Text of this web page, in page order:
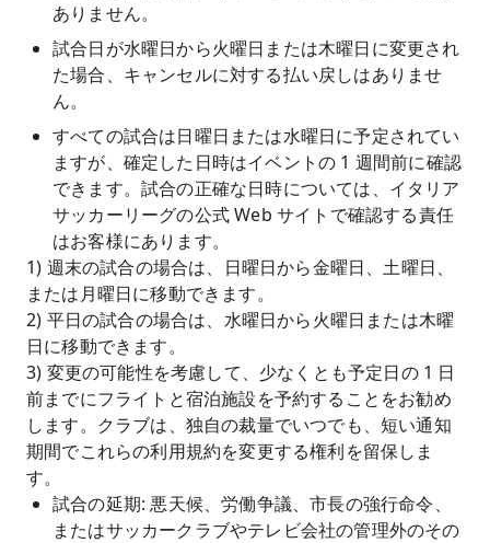
ありません。
試合日が水曜日から火曜日または木曜日に変更され
た場合、キャンセルに対する払い戻しはありませ
ん。
すべての試合は日曜日または水曜日に予定されてい
ますが、確定した日時はイベントの 1 週間前に確認
できます。試合の正確な日時については、イタリア
サッカーリーグの公式 Web サイトで確認する責任
はお客様にあります。
1) 週末の試合の場合は、日曜日から金曜日、土曜日、
または月曜日に移動できます。
2) 平日の試合の場合は、水曜日から火曜日または木曜
日に移動できます。
3) 変更の可能性を考慮して、少なくとも予定日の 1 日
前までにフライトと宿泊施設を予約することをお勧め
します。クラブは、独自の裁量でいつでも、短い通知
期間でこれらの利用規約を変更する権利を留保しま
す。
試合の延期: 悪天候、労働争議、市長の強行命令、
またはサッカークラブやテレビ会社の管理外のその